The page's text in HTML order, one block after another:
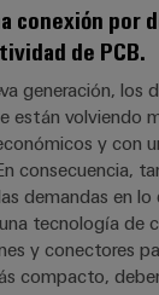
conexión por
de PCB.
generación, los
están volviendo
y con
consecuencia,
demandas en lo
tecnología de
y conectores
compacto,